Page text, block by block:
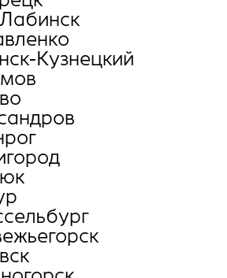
Кузнецкий